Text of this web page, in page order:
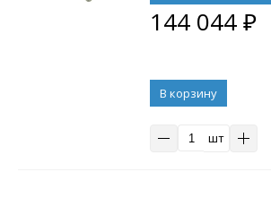
144 044₽
В корзину
шт